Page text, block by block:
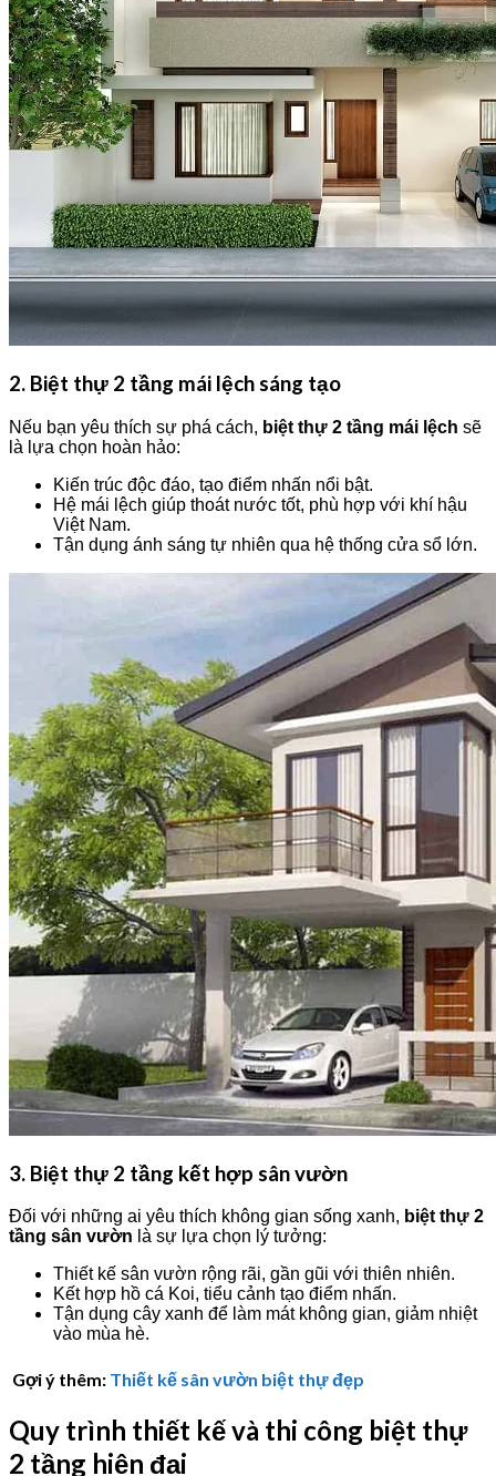
2. Biệt thự 2 tầng mái lệch sáng tạo
Nếu bạn yêu thích sự phá cách, biệt thự 2 tầng mái lệch sẽ
là lựa chọn hoàn hảo:
Kiến trúc độc đáo, tạo điểm nhấn nổi bật.
Hệ mái lệch giúp thoát nước tốt, phù hợp với khí hậu
Việt Nam.
Tận dụng ánh sáng tự nhiên qua hệ thống cửa sổ lớn.
3. Biệt thự 2 tầng kết hợp sân vườn
Đối với những ai yêu thích không gian sống xanh, biệt thự 2
tầng sân vườn là sự lựa chọn lý tưởng:
Thiết kế sân vườn rộng rãi, gần gũi với thiên nhiên.
Kết hợp hồ cá Koi, tiểu cảnh tạo điểm nhấn.
Tận dụng cây xanh để làm mát không gian, giảm nhiệt
vào mùa hè.
Gợi ý thêm: Thiết kế sân vườn biệt thự đẹp
Quy trình thiết kế và thi công biệt thự
2 tầng hiện đại